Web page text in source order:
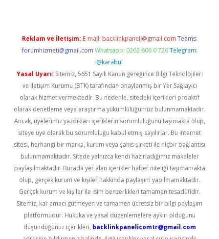
Reklam ve İletişim: E-mail: backlinkpaneli@gmail.com Teams:
forumhizmeti@gmail.com Whatsapp: 0262 606 0 726 Telegram:
@karabul
Yasal Uyarı: Sitemiz, 5651 Sayılı Kanun gereğince Bilgi Teknolojileri
ve İletişim Kurumu (BTK) tarafından onaylanmış bir Yer Sağlayıcı
olarak hizmet vermektedir. Bu nedenle, sitedeki içerikleri proaktif
olarak denetleme veya araştırma yükümlülüğümüz bulunmamaktadır.
Ancak, üyelerimiz yazdıkları içeriklerin sorumluluğunu taşımakta olup,
siteye üye olarak bu sorumluluğu kabul etmiş sayılırlar. Bu internet
sitesi, herhangi bir marka, kurum veya şahıs şirketi ile hiçbir bağlantısı
bulunmamaktadır. Sitede yalnızca kendi hazırladığımız makaleler
paylaşılmaktadır. Burada yer alan içerikler haber niteliği taşımamakta
olup, gerçek kurum ve kişiler hakkında paylaşım yapılmamaktadır.
Gerçek kurum ve kişiler ile isim benzerlikleri tamamen tesadüfidir.
Sitemiz, kar amacı gütmeyen ve tamamen ücretsiz bir bilgi paylaşım
platformudur. Hukuka ve yasal düzenlemelere aykırı olduğunu
düşündüğünüz içerikleri, backlinkpanelicomtr@gmail.com